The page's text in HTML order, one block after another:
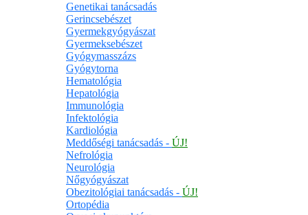
Genetikai tanácsadás
Gerincsebészet
Gyermekgyógyászat
Gyermeksebészet
Gyógymasszázs
Gyógytorna
Hematológia
Hepatológia
Immunológia
Infektológia
Kardiológia
Meddőségi tanácsadás - ÚJ!
Nefrológia
Neurológia
Nőgyógyászat
Obezitológiai tanácsadás - ÚJ!
Ortopédia